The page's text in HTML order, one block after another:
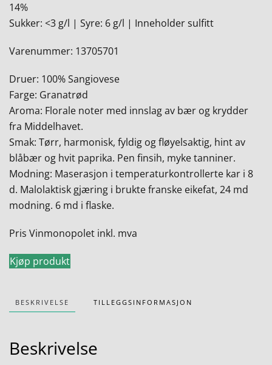
14%
Sukker: <3 g/l | Syre: 6 g/l | Inneholder sulfitt
Varenummer: 13705701
Druer: 100% Sangiovese
Farge: Granatrød
Aroma: Florale noter med innslag av bær og krydder
fra Middelhavet.
Smak: Tørr, harmonisk, fyldig og fløyelsaktig, hint av
blåbær og hvit paprika. Pen finsih, myke tanniner.
Modning: Maserasjon i temperaturkontrollerte kar i 8
d. Malolaktisk gjæring i brukte franske eikefat, 24 md
modning. 6 md i flaske.
Pris Vinmonopolet inkl. mva
Kjøp produkt
BESKRIVELSE TILLEGGSINFORMASJON
Beskrivelse